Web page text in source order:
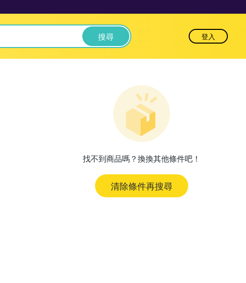
搜尋 登入
找不到商品嗎？換換其他條件吧！
清除條件再搜尋